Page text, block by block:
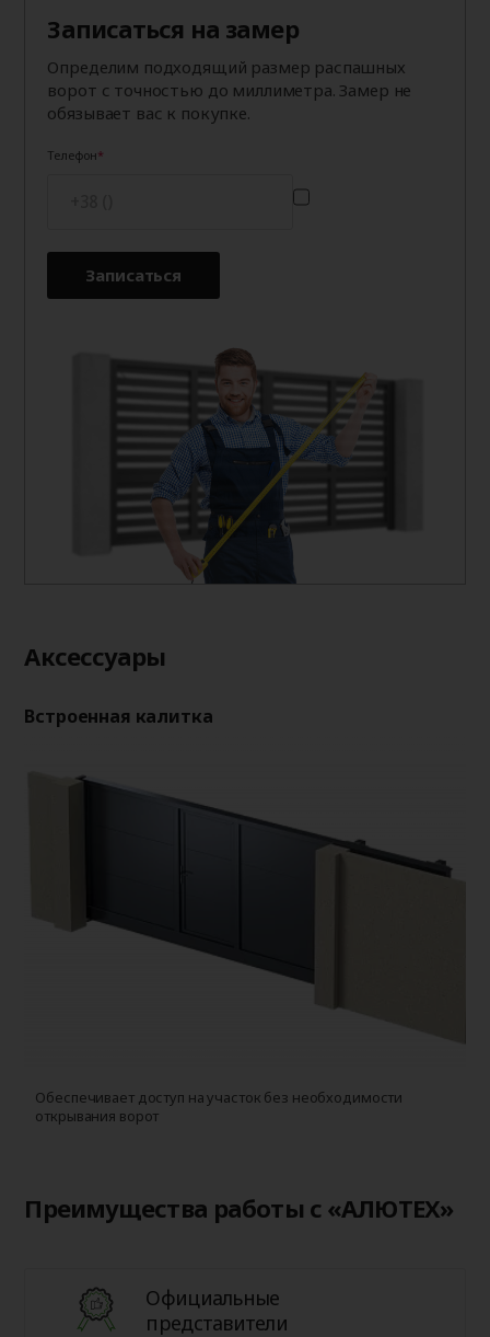
Записаться на замер
Определим подходящий размер распашных
ворот с точностью до миллиметра. Замер не
обязывает вас к покупке.
Телефон
Записаться
Аксессуары
Встроенная калитка
Обеспечивает доступ на участок без необходимости
открывания ворот
Преимущества работы с «АЛЮТЕХ»
Официальные
представители